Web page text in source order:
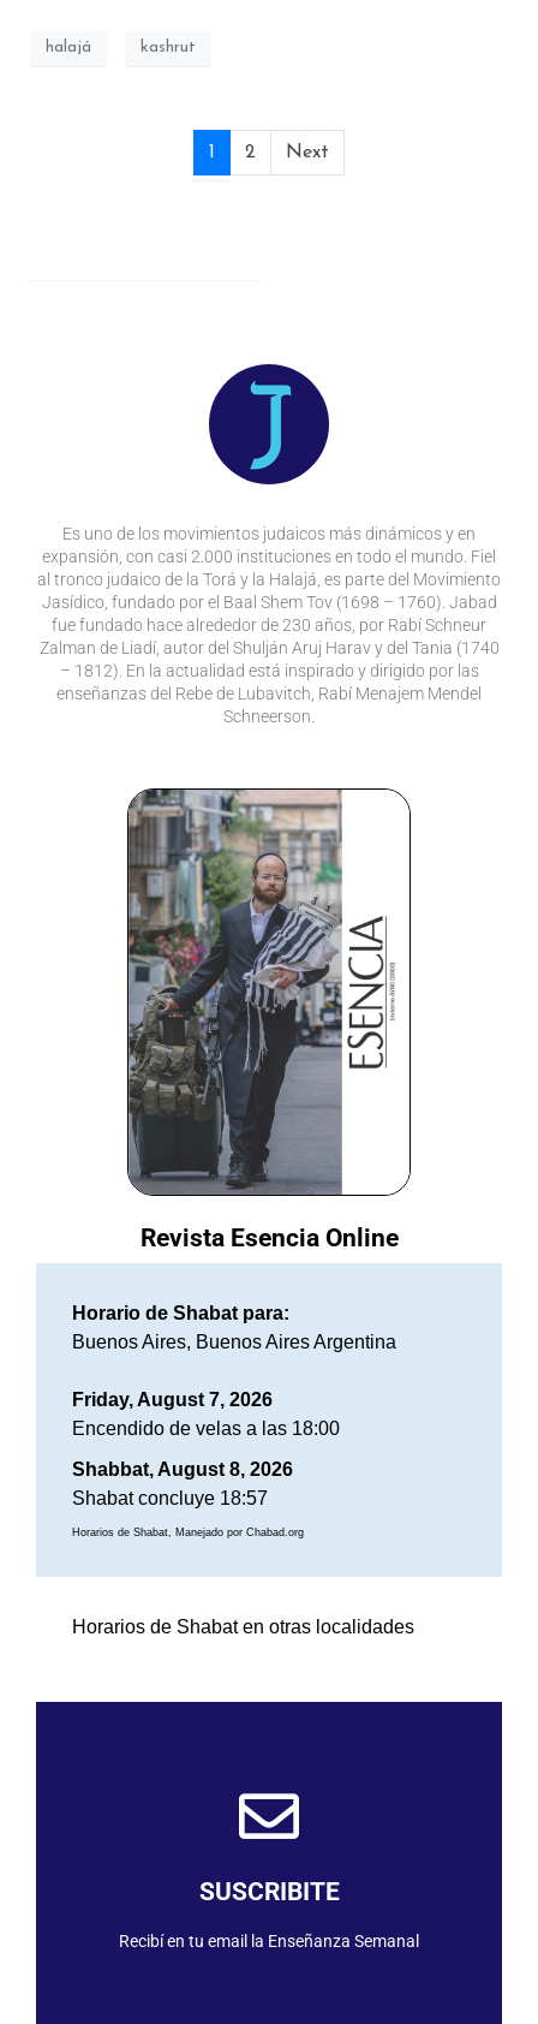
halajá kashrut
1 2 Next
Es uno de los movimientos judaicos más dinámicos y en
expansión, con casi 2.000 instituciones en todo el mundo. Fiel
al tronco judaico de la Torá y la Halajá, es parte del Movimiento
Jasídico, fundado por el Baal Shem Tov (1698 – 1760). Jabad
fue fundado hace alrededor de 230 años, por Rabí Schneur
Zalman de Liadí, autor del Shulján Aruj Harav y del Tania (1740
– 1812). En la actualidad está inspirado y dirigido por las
enseñanzas del Rebe de Lubavitch, Rabí Menajem Mendel
Schneerson.
Revista Esencia Online
Horario de Shabat para:
Buenos Aires, Buenos Aires Argentina
Friday, August 7, 2026
Encendido de velas a las 18:00
Shabbat, August 8, 2026
Shabat concluye 18:57
Horarios de Shabat, Manejado por Chabad.org
Horarios de Shabat en otras localidades
SUSCRIBITE
Recibí en tu email la Enseñanza Semanal